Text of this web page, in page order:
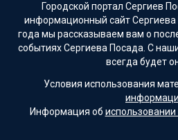
Городской портал Сергиев
информационный сайт Сергиева
года мы рассказываем вам о
событиях Сергиева Посада. С
всегда будет
Условия использования
Информация об